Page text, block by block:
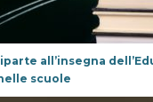
all’insegna
scuole